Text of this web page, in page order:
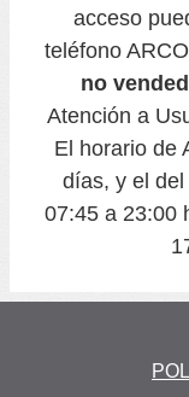
acceso
teléfono
no
Atención a
El horario de
días, y el
07:45 a 23:00